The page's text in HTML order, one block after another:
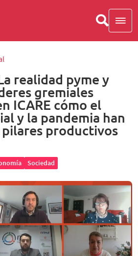
realidad pyme y
gremiales
ICARE cómo el
y la pandemia han
productivos
Sociedad